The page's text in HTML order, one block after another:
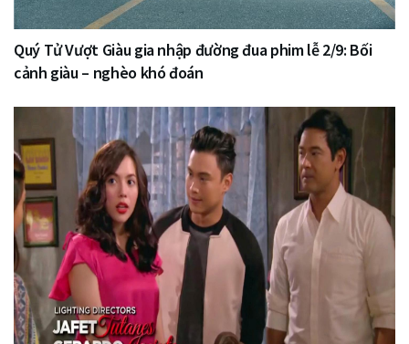
Quý Tử Vượt Giàu gia nhập đường đua phim lễ 2/9: Bối
cảnh giàu – nghèo khó đoán